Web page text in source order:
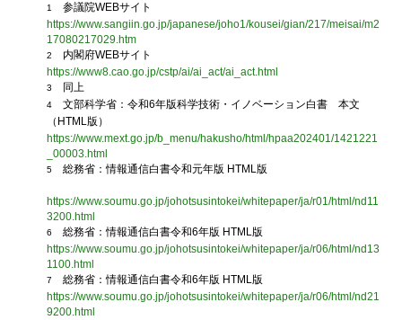
1
参議院WEBサイト
https://www.sangiin.go.jp/japanese/joho1/kousei/gian/217/meisai/m2
17080217029.htm
2
内閣府WEBサイト
https://www8.cao.go.jp/cstp/ai/ai_act/ai_act.html
3 同上
4
文部科学省：令和6年版科学技術・イノベーション白書 本文
（HTML版）
https://www.mext.go.jp/b_menu/hakusho/html/hpaa202401/1421221
_00003.html
5 総務省：情報通信白書令和元年版 HTML版
https://www.soumu.go.jp/johotsusintokei/whitepaper/ja/r01/html/nd11
3200.html
6
総務省：情報通信白書令和6年版 HTML版
https://www.soumu.go.jp/johotsusintokei/whitepaper/ja/r06/html/nd13
1100.html
7
総務省：情報通信白書令和6年版 HTML版
https://www.soumu.go.jp/johotsusintokei/whitepaper/ja/r06/html/nd21
9200.html